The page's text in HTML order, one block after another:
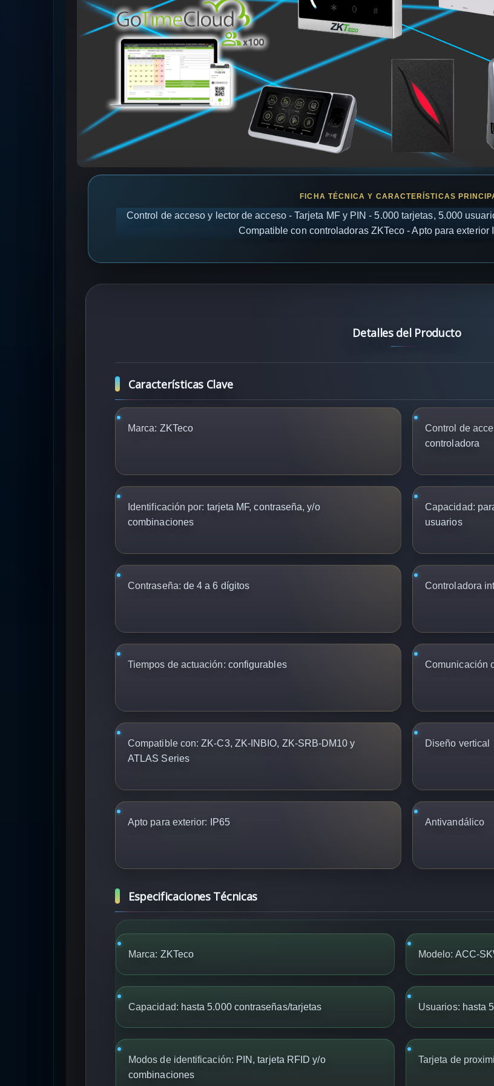
Control de acceso y lector de acceso - Tarjeta MF y PIN - 5.000 tarjetas, 5.000
Compatible con controladoras ZKTeco - Apto para exterior
Detalles del Producto
Características Clave
Marca: ZKTeco Control de
controladora
Identificación por: tarjeta MF, contraseña, y/o
combinaciones
Capacidad:
usuarios
Contraseña: de 4 a 6 dígitos Controladora
Tiempos de actuación: configurables Comunicación
Compatible con: ZK-C3, ZK-INBIO, ZK-SRB-DM10 y
ATLAS Series
Diseño vertical
Apto para exterior: IP65 Antivandálico
Especificaciones Técnicas
Marca: ZKTeco Modelo: ACC-
Capacidad: hasta 5.000 contraseñas/tarjetas Usuarios: hasta
Modos de identificación: PIN, tarjeta RFID y/o
combinaciones
Tarjeta de